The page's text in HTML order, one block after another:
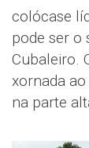
colócase
pode ser o
Cubaleiro.
xornada
na parte